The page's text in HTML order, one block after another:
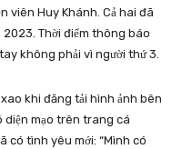
viên Huy Khánh. Cả hai đã
Thời điểm thông báo
không phải vì người thứ 3.
khi đăng tải hình ảnh bên
diện mạo trên trang cá
có tình yêu mới: “Mình có